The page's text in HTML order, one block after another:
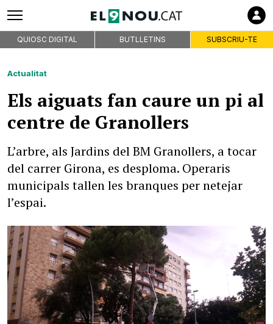
QUIOSC DIGITAL BUTLLETINS SUBSCRIU-TE
Actualitat
Els aiguats fan caure un pi al
centre de Granollers
L’arbre, als Jardins del BM Granollers, a tocar
del carrer Girona, es desploma. Operaris
municipals tallen les branques per netejar
l’espai.